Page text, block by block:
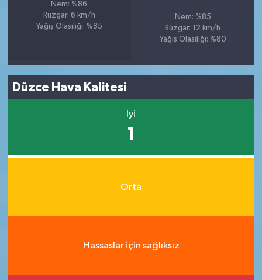
Nem: %86
Rüzgar: 6 km/h
Yağış Olasılığı: %85
Nem: %85
Rüzgar: 12 km/h
Yağış Olasılığı: %80
Düzce Hava Kalitesi
İyi
1
Orta
Hassaslar için sağlıksız